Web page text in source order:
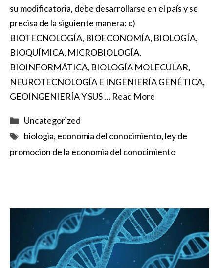
su modificatoria, debe desarrollarse en el país y se
precisa de la siguiente manera: c)
BIOTECNOLOGÍA, BIOECONOMÍA, BIOLOGÍA,
BIOQUÍMICA, MICROBIOLOGÍA,
BIOINFORMÁTICA, BIOLOGÍA MOLECULAR,
NEUROTECNOLOGÍA E INGENIERÍA GENÉTICA,
GEOINGENIERÍA Y SUS … Read More
Categorías
Uncategorized
Etiquetas
biologia, economia del conocimiento, ley de
promocion de la economia del conocimiento